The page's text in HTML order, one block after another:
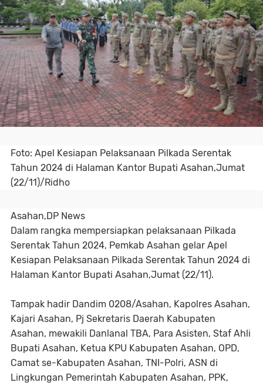
Foto: Apel Kesiapan Pelaksanaan Pilkada Serentak
Tahun 2024 di Halaman Kantor Bupati Asahan,Jumat
(22/11)/Ridho
Asahan,DP News
Dalam rangka mempersiapkan pelaksanaan Pilkada
Serentak Tahun 2024, Pemkab Asahan gelar Apel
Kesiapan Pelaksanaan Pilkada Serentak Tahun 2024 di
Halaman Kantor Bupati Asahan,Jumat (22/11).
Tampak hadir Dandim 0208/Asahan, Kapolres Asahan,
Kajari Asahan, Pj Sekretaris Daerah Kabupaten
Asahan, mewakili Danlanal TBA, Para Asisten, Staf Ahli
Bupati Asahan, Ketua KPU Kabupaten Asahan, OPD,
Camat se-Kabupaten Asahan, TNI-Polri, ASN di
Lingkungan Pemerintah Kabupaten Asahan, PPK,